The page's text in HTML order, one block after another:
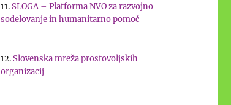
11.SLOGA – Platforma NVO za razvojno
sodelovanje in humanitarno pomoč
12.Slovenska mreža prostovoljskih
organizacij